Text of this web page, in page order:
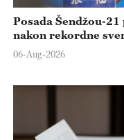
Posada Šendžou-
nakon rekordne
06-Aug-2026